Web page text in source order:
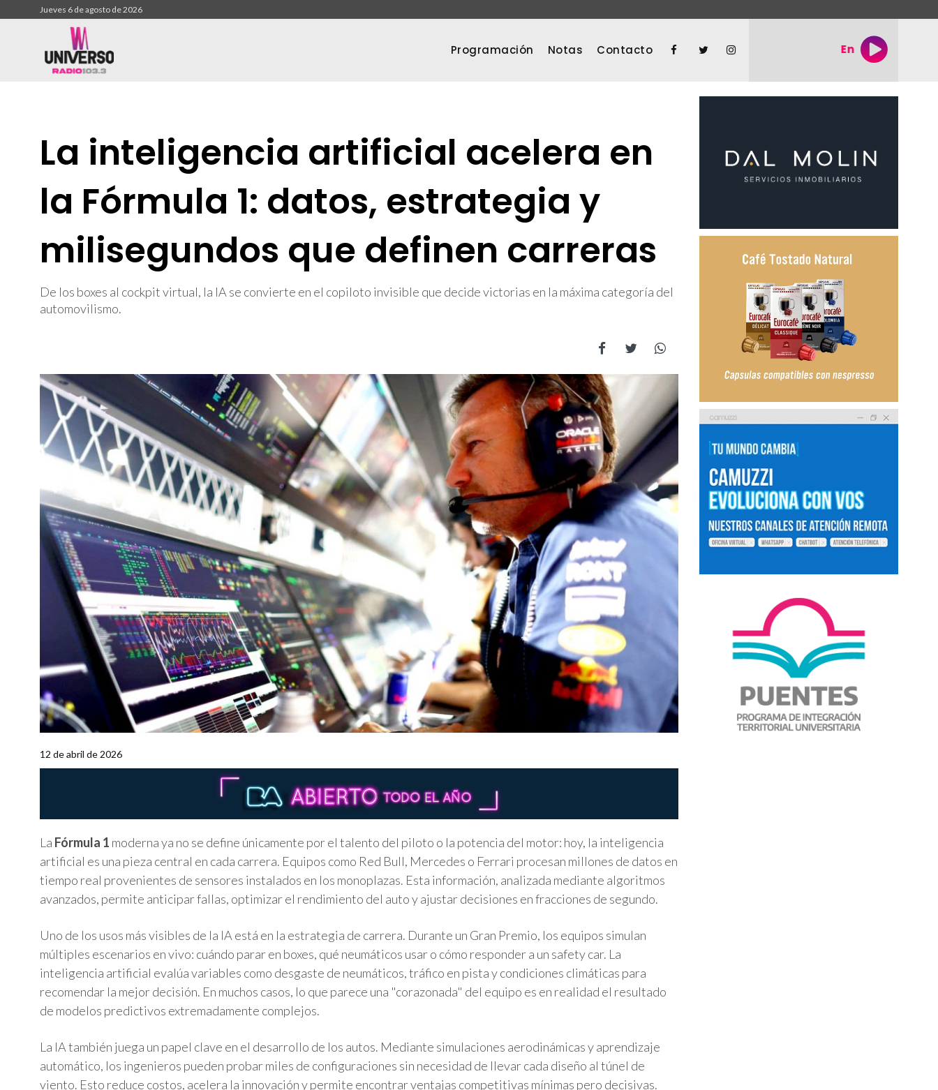
Jueves 6 de agosto de 2026
Programación Notas Contacto En vivo "La Tarde de
La inteligencia artificial acelera en
la Fórmula 1: datos, estrategia y
milisegundos que definen carreras
De los boxes al cockpit virtual, la IA se convierte en el copiloto invisible que decide victorias en la máxima categoría del
automovilismo.
12 de abril de 2026
La Fórmula 1 moderna ya no se define únicamente por el talento del piloto o la potencia del motor: hoy, la inteligencia
artificial es una pieza central en cada carrera. Equipos como Red Bull, Mercedes o Ferrari procesan millones de datos en
tiempo real provenientes de sensores instalados en los monoplazas. Esta información, analizada mediante algoritmos
avanzados, permite anticipar fallas, optimizar el rendimiento del auto y ajustar decisiones en fracciones de segundo.
Uno de los usos más visibles de la IA está en la estrategia de carrera. Durante un Gran Premio, los equipos simulan
múltiples escenarios en vivo: cuándo parar en boxes, qué neumáticos usar o cómo responder a un safety car. La
inteligencia artificial evalúa variables como desgaste de neumáticos, tráfico en pista y condiciones climáticas para
recomendar la mejor decisión. En muchos casos, lo que parece una "corazonada" del equipo es en realidad el resultado
de modelos predictivos extremadamente complejos.
La IA también juega un papel clave en el desarrollo de los autos. Mediante simulaciones aerodinámicas y aprendizaje
automático, los ingenieros pueden probar miles de configuraciones sin necesidad de llevar cada diseño al túnel de
viento. Esto reduce costos, acelera la innovación y permite encontrar ventajas competitivas mínimas pero decisivas.